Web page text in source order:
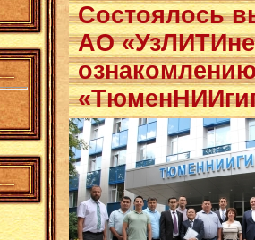
Состоялось
АО